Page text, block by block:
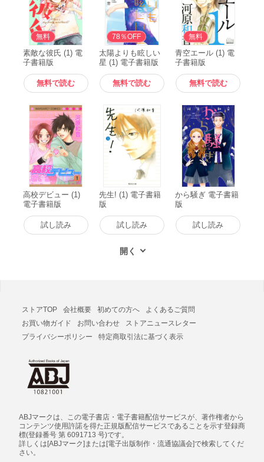
無料
素敵な彼氏 (1) 電
子書籍版
無料で読む
無料
78％OFF
太陽よりも眩しい
星 (1) 電子書籍版
無料で読む
無料
青空エール (1) 電
子書籍版
無料で読む
高校デビュー (1)
電子書籍版
試し読み
先生! (1) 電子書籍
版
試し読み
から騒ぎ 電子書籍
版
試し読み
ストアTOP 会社概要 初めての方へ
よくあるご質問
お買い物ガイド
お問い合わせ
ストアニュースレター
プライバシーポリシー
特定商取引法に基づく表示
ABJマークは、この電子書店・電子書籍配信サービスが、著作権者から
コンテンツ使用許諾を得た正規版配信サービスであることを示す登録商
標(登録番号 第 6091713 号)です。
詳しくは[ABJマーク]または[電子出版制作・流通協議会]で検索してくだ
さい。